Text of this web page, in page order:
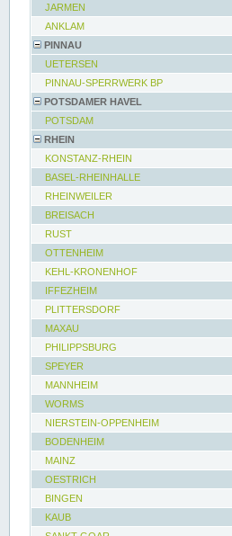
JARMEN
ANKLAM
PINNAU
UETERSEN
PINNAU-SPERRWERK BP
POTSDAMER HAVEL
POTSDAM
RHEIN
KONSTANZ-RHEIN
BASEL-RHEINHALLE
RHEINWEILER
BREISACH
RUST
OTTENHEIM
KEHL-KRONENHOF
IFFEZHEIM
PLITTERSDORF
MAXAU
PHILIPPSBURG
SPEYER
MANNHEIM
WORMS
NIERSTEIN-OPPENHEIM
BODENHEIM
MAINZ
OESTRICH
BINGEN
KAUB